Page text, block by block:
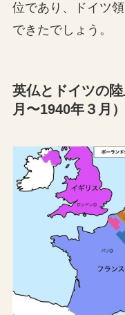
位であり、ドイツ
できたでしょう。
英仏とドイツの
月〜1940年３月）